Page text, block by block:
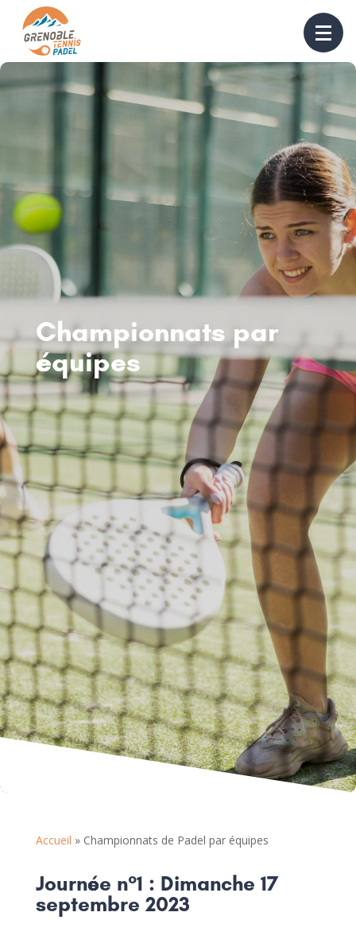
Championnats par
équipes
Accueil » Championnats de Padel par équipes
Journée n°1 : Dimanche 17
septembre 2023